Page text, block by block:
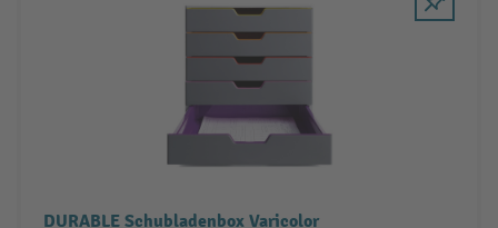
DURABLE Schubladenbox Varicolor